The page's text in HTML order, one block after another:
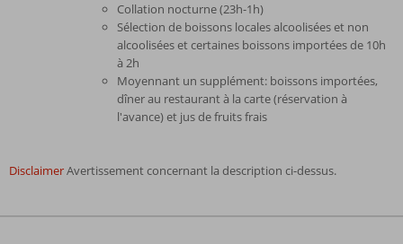
Collation nocturne (23h-1h)
Sélection de boissons locales alcoolisées et non
alcoolisées et certaines boissons importées de 10h
à 2h
Moyennant un supplément: boissons importées,
dîner au restaurant à la carte (réservation à
l'avance) et jus de fruits frais
DisclaimerAvertissement concernant la description ci-dessus.